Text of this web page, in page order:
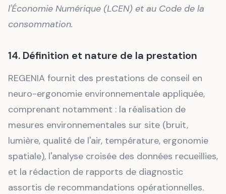
l'Économie Numérique (LCEN) et au Code de la
consommation.
14. Définition et nature de la prestation
REGENIA fournit des prestations de conseil en
neuro-ergonomie environnementale appliquée,
comprenant notamment : la réalisation de
mesures environnementales sur site (bruit,
lumière, qualité de l'air, température, ergonomie
spatiale), l'analyse croisée des données recueillies,
et la rédaction de rapports de diagnostic
assortis de recommandations opérationnelles.